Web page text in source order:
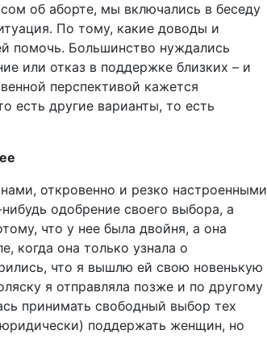
об аборте, мы включались в беседу
По тому, какие доводы и
помочь. Большинство нуждались
или отказ в поддержке близких – и
перспективой кажется
есть другие варианты, то есть
откровенно и резко настроенными
одобрение своего выбора, а
что у нее была двойня, а она
когда она только узнала о
что я вышлю ей свою новенькую
я отправляла позже и по другому
принимать свободный выбор тех
поддержать женщин, но